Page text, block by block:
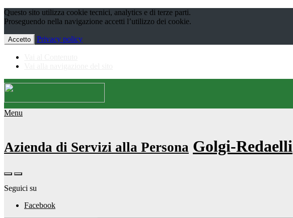
Questo sito utilizza cookie tecnici, analytics e di terze parti.
Proseguendo nella navigazione accetti l’utilizzo dei cookie.
Accetto Privacy policy
Menu
Azienda di Servizi alla Persona Golgi-Redaelli
Seguici su
Facebook